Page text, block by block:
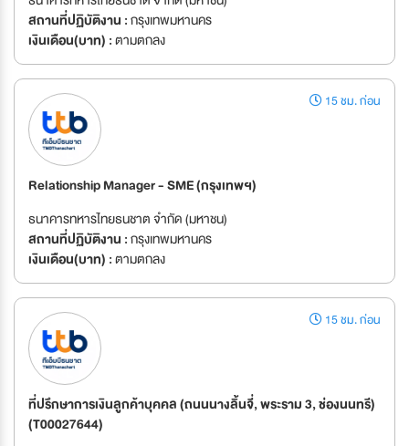
สถานที่ปฏิบัติงาน :กรุงเทพมหานคร
เงินเดือน(บาท) :ตามตกลง
15 ชม. ก่อน
Relationship Manager - SME (กรุงเทพฯ)
ธนาคารทหารไทยธนชาต จำกัด (มหาชน)
สถานที่ปฏิบัติงาน :กรุงเทพมหานคร
เงินเดือน(บาท) :ตามตกลง
15 ชม. ก่อน
ที่ปรึกษาการเงินลูกค้าบุคคล (ถนนนางลิ้นจี่, พระราม 3, ช่องนนทรี)
(T00027644)